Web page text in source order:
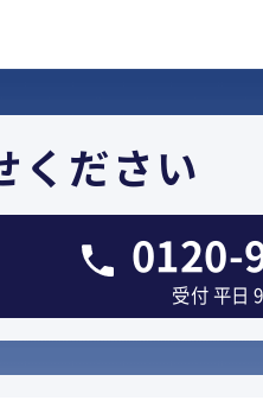
ください
0120-
受付 平日